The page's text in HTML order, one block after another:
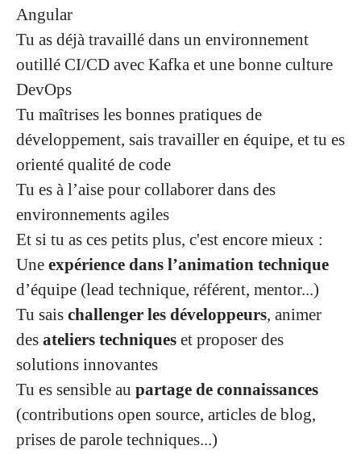
Angular
Tu as déjà travaillé dans un environnement
outillé CI/CD avec Kafka et une bonne culture
DevOps
Tu maîtrises les bonnes pratiques de
développement, sais travailler en équipe, et tu es
orienté qualité de code
Tu es à l’aise pour collaborer dans des
environnements agiles
Et si tu as ces petits plus, c'est encore mieux :
Une expérience dans l’animation technique
d’équipe (lead technique, référent, mentor...)
Tu sais challenger les développeurs, animer
des ateliers techniques et proposer des
solutions innovantes
Tu es sensible au partage de connaissances
(contributions open source, articles de blog,
prises de parole techniques...)